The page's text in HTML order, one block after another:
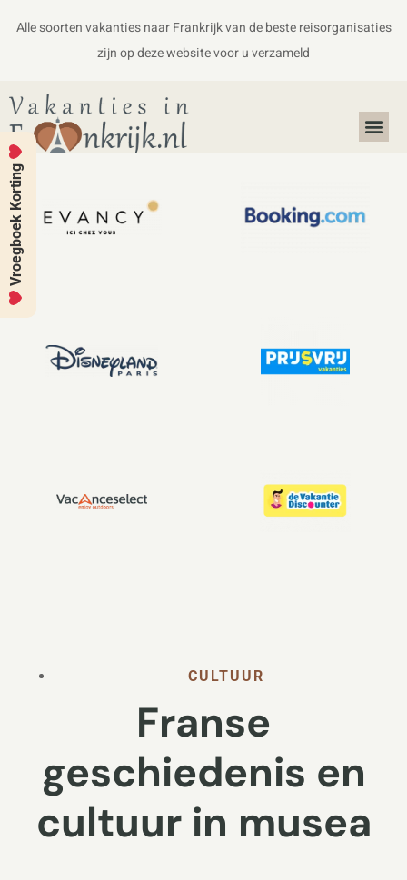
Alle soorten vakanties naar Frankrijk van de beste reisorganisaties
zijn op deze website voor u verzameld
CULTUUR
Franse
geschiedenis en
cultuur in musea
Vroegboek Korting